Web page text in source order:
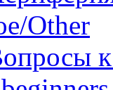
Other
к